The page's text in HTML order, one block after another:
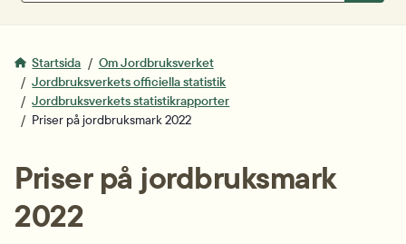
Startsida
Om Jordbruksverket
Jordbruksverkets officiella statistik
Jordbruksverkets statistikrapporter
Priser på jordbruksmark 2022
Priser på jordbruksmark
2022